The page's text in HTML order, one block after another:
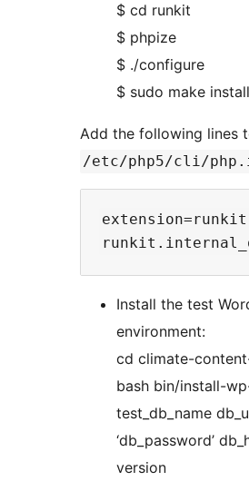
$ cd runkit
$ phpize
$ ./configure
$ sudo make install
Add the following lines
/etc/php5/cli/
Install the test
environment:
cd climate-
bash bin/install-
test_db_name
‘db_password’
version